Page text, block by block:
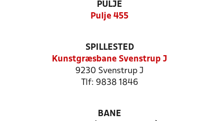
PULJE
Pulje 455
SPILLESTED
Kunstgræsbane Svenstrup J
9230 Svenstrup J
Tlf: 9838 1846
BANE